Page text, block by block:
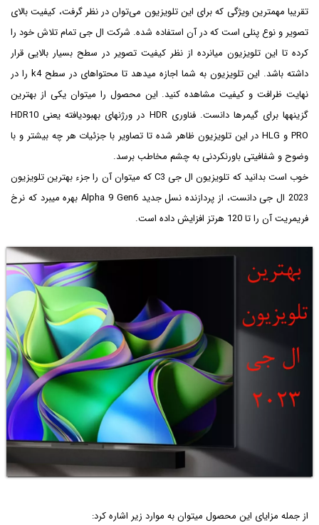
تقریبا مهم‎ترین ویژگی‎ که برای این تلویزیون می‌توان در نظر گرفت، کیفیت بالای
تصویر و نوع پنلی است که در آن استفاده شده. شرکت ال جی تمام تلاش خود را
کرده تا این تلویزیون میان‎رده از نظر کیفیت تصویر در سطح بسیار بالایی قرار
داشته باشد. این تلویزیون به شما اجازه می‎دهد تا محتواهای در سطح k4 را در
نهایت ظرافت و کیفیت مشاهده کنید. این محصول را می‎توان یکی از بهترین
گزینه‎ها برای گیمرها دانست. فناوری HDR در ورژن‎های بهبود‎یافته یعنی HDR10
PRO و HLG در این تلویزیون ظاهر شده تا تصاویر با جزئیات هر چه بیشتر و با
وضوح و شفافیتی باورنکردنی به چشم مخاطب برسد.
خوب است بدانید که تلویزیون ال جی C3 که می‎توان آن را جزء بهترین تلویزیون
فریم‎ریت آن را تا 120 هرتز افزایش داده است.
از جمله مزایای این محصول می‎توان به موارد زیر اشاره کرد: